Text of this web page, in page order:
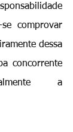
comprovar
dessa
concorrente
a